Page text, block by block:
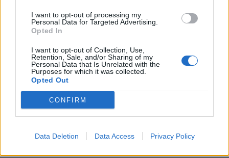
I want to opt-out of processing my
Personal Data for Targeted Advertising.
Opted In
I want to opt-out of Collection, Use,
Retention, Sale, and/or Sharing of my
Personal Data that Is Unrelated with the
Purposes for which it was collected.
Opted Out
CONFIRM
Data Deletion Data Access Privacy Policy
Air Serbia: «Πυκνώνει» τις
πτήσεις της προς Ελλάδα
03/02/2023 - 08:25
Crystal Cruises: Άλλαξε
την Ελλάδα για το 2023
03/02/2023 - 08:59